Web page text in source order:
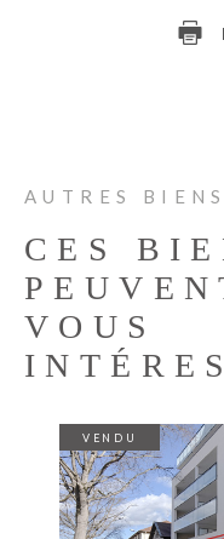
AUTRES BIENS
CES
VOUS
VENDU